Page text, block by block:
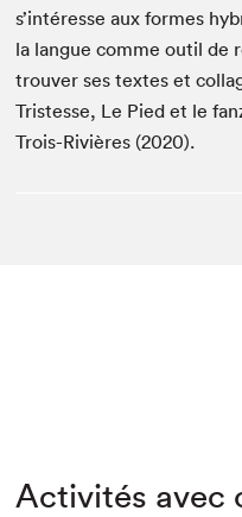
s’intéresse aux formes
la langue comme outil de
trouver ses textes et
Tristesse, Le Pied et le
Trois-Rivières (2020).
Activités avec